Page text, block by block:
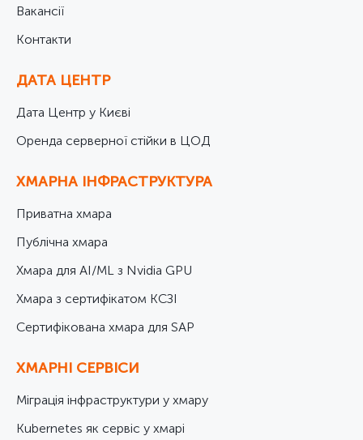
Вакансії
Контакти
ДАТА ЦЕНТР
Дата Центр у Києві
Оренда серверної стійки в ЦОД
ХМАРНА ІНФРАСТРУКТУРА
Приватна хмара
Публічна хмара
Хмара для AI/ML з Nvidia GPU
Хмара з сертифікатом КСЗІ
Cертифікована хмара для SAP
ХМАРНІ СЕРВІСИ
Міграція інфраструктури у хмару
Kubernetes як сервіс у хмарі